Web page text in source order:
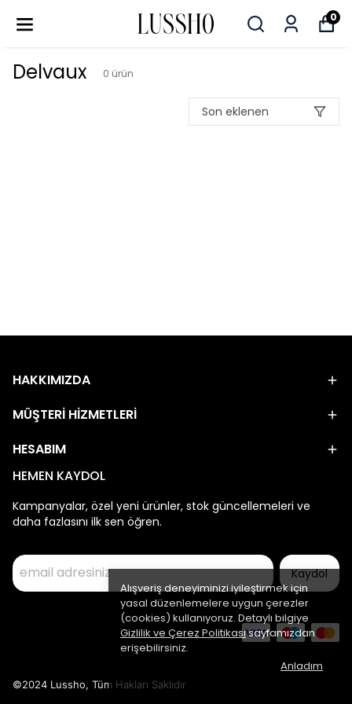
0
Alışveriş deneyiminizi iyileştirmek için
yasal düzenlemelere uygun çerezler
(cookies) kullanıyoruz. Detaylı bilgiye
Gizlilik ve Çerez Politikasısayfamızdan
erişebilirsiniz.
Anladım
Delvaux 0 ürün
Son eklenen
HAKKIMIZDA
MÜŞTERİ HİZMETLERİ
HESABIM
HEMEN KAYDOL
Kampanyalar, özel yeni ürünler, stok güncellemeleri ve
daha fazlasını ilk sen öğren.
Kaydol
©2024 Lussho, Tüm Hakları Saklıdır